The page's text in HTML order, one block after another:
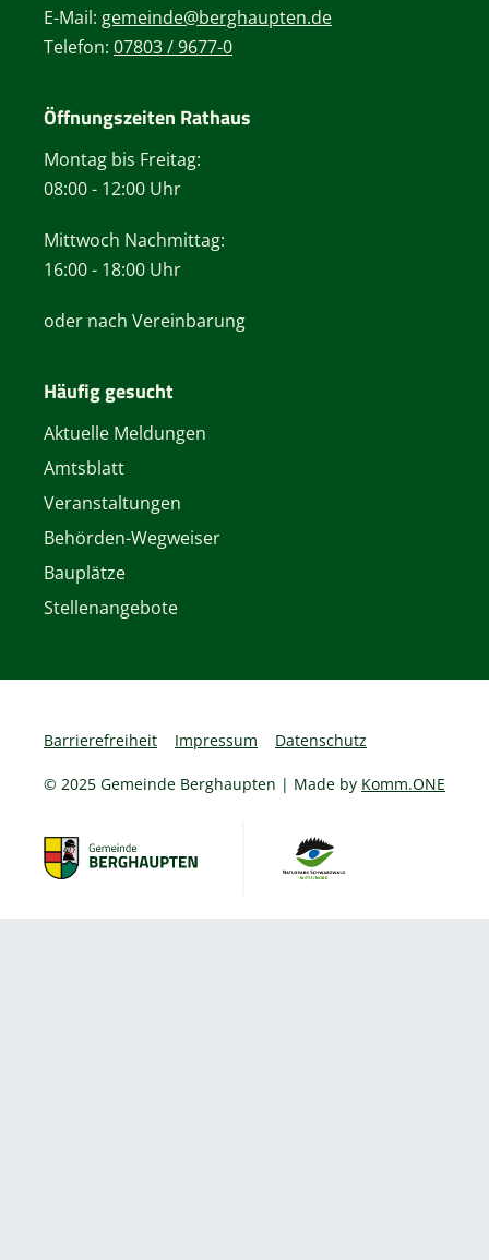
E-Mail: gemeinde@berghaupten.de
Telefon: 07803 / 9677-0
Öffnungszeiten Rathaus
Montag bis Freitag:
08:00 - 12:00 Uhr
Mittwoch Nachmittag:
16:00 - 18:00 Uhr
oder nach Vereinbarung
Häufig gesucht
Aktuelle Meldungen
Amtsblatt
Veranstaltungen
Behörden-Wegweiser
Bauplätze
Stellenangebote
Barrierefreiheit Impressum Datenschutz
© 2025 Gemeinde Berghaupten | Made by Komm.ONE